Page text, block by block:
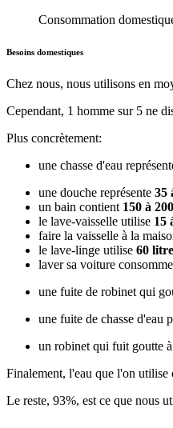
Consommation
Besoins domestiques
Chez nous, nous utilisons en
Cependant, 1 homme sur 5 ne
Plus concrètement:
une chasse d'eau
une douche représente 35
un bain contient 150 à
le lave-vaisselle utilise 15
faire la vaisselle à la
le lave-linge utilise 60
laver sa voiture consomme
une fuite de robinet qui
une fuite de chasse d'eau
un robinet qui fuit goutte
Finalement, l'eau que l'on utilise
Le reste, 93%, est ce que nous